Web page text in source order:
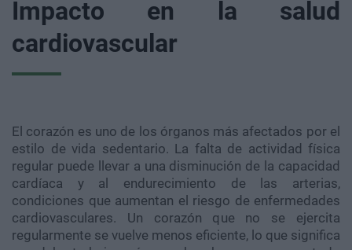
Impacto en la salud
cardiovascular
El corazón es uno de los órganos más afectados por el
estilo de vida sedentario. La falta de actividad física
regular puede llevar a una disminución de la capacidad
cardíaca y al endurecimiento de las arterias,
condiciones que aumentan el riesgo de enfermedades
cardiovasculares. Un corazón que no se ejercita
regularmente se vuelve menos eficiente, lo que significa